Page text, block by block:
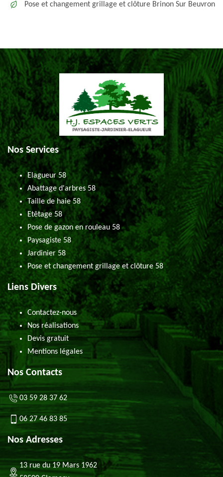
Pose et changement grillage et clôture Brinon Sur Beuvron
Nos Services
Elagueur 58
Abattage d'arbres 58
Taille de haie 58
Etêtage 58
Pose de gazon en rouleau 58
Paysagiste 58
Jardinier 58
Pose et changement grillage et clôture 58
Liens Divers
Contactez-nous
Nos réalisations
Devis gratuit
Mentions légales
Nos Contacts
03 59 28 37 62
06 27 46 83 85
Nos Adresses
13 rue du 19 Mars 1962